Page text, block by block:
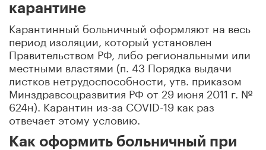
карантине
Карантинный больничный оформляют на весь
период изоляции, который установлен
Правительством РФ, либо региональными или
местными властями (п. 43 Порядка выдачи
листков нетрудоспособности, утв. приказом
Минздравсоцразвития РФ от 29 июня 2011 г. №
624н). Карантин из-за COVID-19 как раз
отвечает этому условию.
Как оформить больничный при